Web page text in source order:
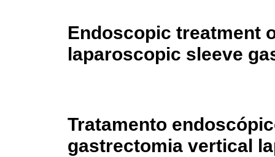
Endoscopic treatment
laparoscopic sleeve
Tratamento
gastrectomia vertical